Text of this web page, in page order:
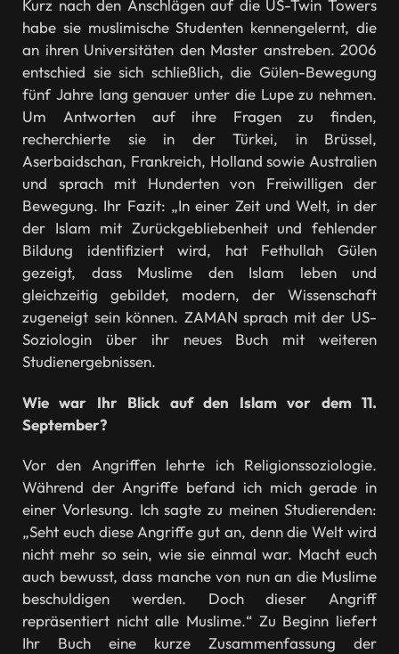
Kurz nach den Anschlägen auf die US-Twin Towers
habe sie muslimische Studenten kennengelernt, die
an ihren Universitäten den Master anstreben. 2006
entschied sie sich schließlich, die Gülen-Bewegung
fünf Jahre lang genauer unter die Lupe zu nehmen.
Um Antworten auf ihre Fragen zu finden,
recherchierte sie in der Türkei, in Brüssel,
Aserbaidschan, Frankreich, Holland sowie Australien
und sprach mit Hunderten von Freiwilligen der
Bewegung. Ihr Fazit: „In einer Zeit und Welt, in der
der Islam mit Zurückgebliebenheit und fehlender
Bildung identifiziert wird, hat Fethullah Gülen
gezeigt, dass Muslime den Islam leben und
gleichzeitig gebildet, modern, der Wissenschaft
zugeneigt sein können. ZAMAN sprach mit der US-
Soziologin über ihr neues Buch mit weiteren
Studienergebnissen.
Wie war Ihr Blick auf den Islam vor dem 11.
September?
Vor den Angriffen lehrte ich Religionssoziologie.
Während der Angriffe befand ich mich gerade in
einer Vorlesung. Ich sagte zu meinen Studierenden:
„Seht euch diese Angriffe gut an, denn die Welt wird
nicht mehr so sein, wie sie einmal war. Macht euch
auch bewusst, dass manche von nun an die Muslime
beschuldigen werden. Doch dieser Angriff
repräsentiert nicht alle Muslime.“ Zu Beginn liefert
Ihr Buch eine kurze Zusammenfassung der